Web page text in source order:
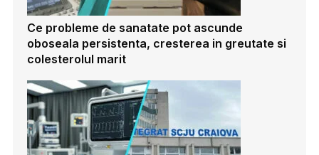
Ce probleme de sanatate pot ascunde
oboseala persistenta, cresterea in greutate si
colesterolul marit